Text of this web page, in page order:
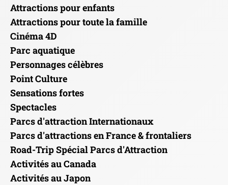
Attractions pour enfants
Attractions pour toute la famille
Cinéma 4D
Parc aquatique
Personnages célèbres
Point Culture
Sensations fortes
Spectacles
Parcs d'attraction Internationaux
Parcs d'attractions en France & frontaliers
Road-Trip Spécial Parcs d'Attraction
Activités au Canada
Activités au Japon